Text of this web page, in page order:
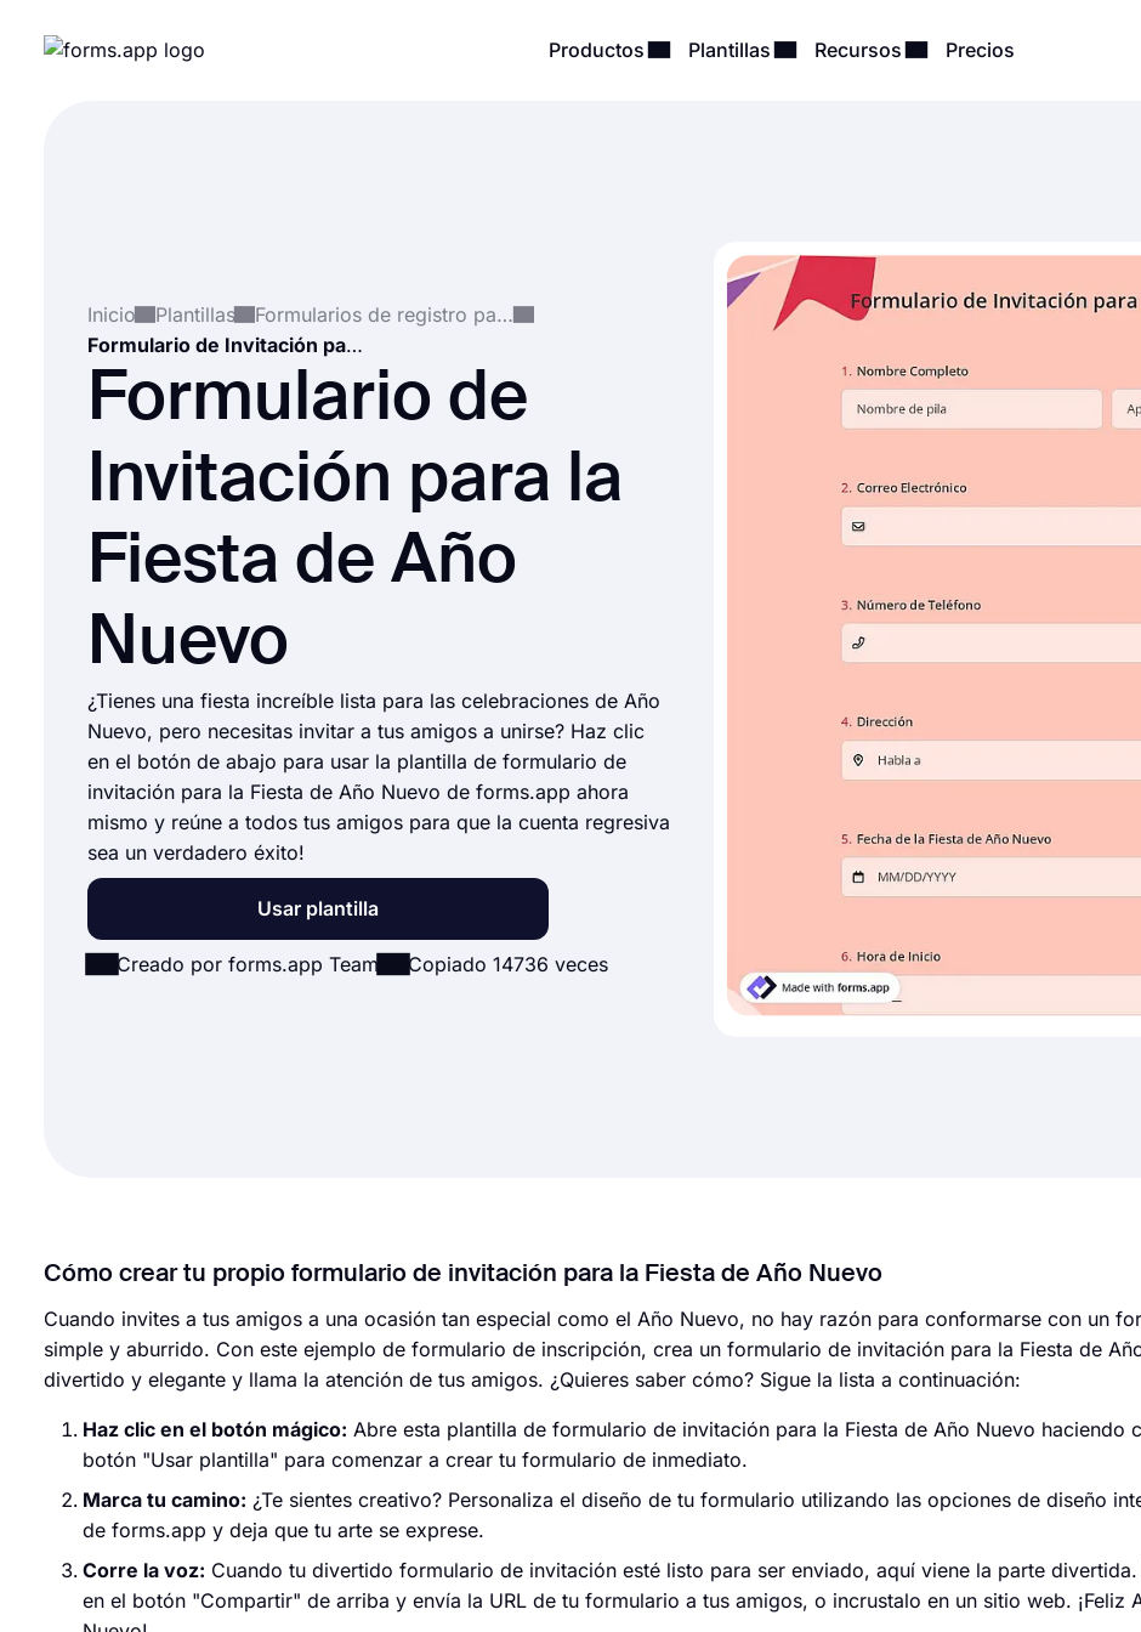
Productos Plantillas Recursos Precios
Inicio Plantillas
Formularios de registro para eventos
Formulario de Invitación para la Fiesta de Año Nuevo
Formulario de
Invitación para la
Fiesta de Año
Nuevo
¿Tienes una fiesta increíble lista para las celebraciones de Año
Nuevo, pero necesitas invitar a tus amigos a unirse? Haz clic
en el botón de abajo para usar la plantilla de formulario de
invitación para la Fiesta de Año Nuevo de forms.app ahora
mismo y reúne a todos tus amigos para que la cuenta regresiva
sea un verdadero éxito!
Usar plantilla
Creado por forms.app Team Copiado 14736 veces
Cómo crear tu propio formulario de invitación para la Fiesta de Año Nuevo
Cuando invites a tus amigos a una ocasión tan especial como el Año Nuevo, no hay razón para conformarse con un
simple y aburrido. Con este ejemplo de formulario de inscripción, crea un formulario de invitación para la Fiesta de
divertido y elegante y llama la atención de tus amigos. ¿Quieres saber cómo? Sigue la lista a continuación:
Haz clic en el botón mágico: Abre esta plantilla de formulario de invitación para la Fiesta de Año Nuevo haciendo
botón "Usar plantilla" para comenzar a crear tu formulario de inmediato.
Marca tu camino: ¿Te sientes creativo? Personaliza el diseño de tu formulario utilizando las opciones de diseño
de forms.app y deja que tu arte se exprese.
Corre la voz: Cuando tu divertido formulario de invitación esté listo para ser enviado, aquí viene la parte
en el botón "Compartir" de arriba y envía la URL de tu formulario a tus amigos, o incrustalo en un sitio web. ¡Feliz